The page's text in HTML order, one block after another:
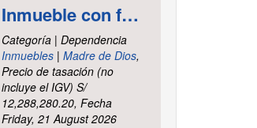
Inmueble con frontis hacia la vía al aeropuerto, es un terreno de forma irregular, cuenta con carretera asfaltada ubicado en la Av. Elmer Faucett km. 6.400, área ha. 2.625 distrito Tambopata, provincia Tambopata y departamento Madre de Dios
Categoría | Dependencia
Inmuebles| Madre de Dios,
Precio de tasación (no
incluye el IGV) S/
12,288,280.20, Fecha
Friday, 21 August 2026